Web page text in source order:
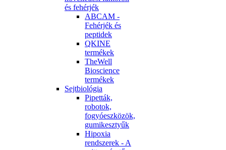
és fehérjék
ABCAM -
Fehérjék és
peptidek
QKINE
termékek
TheWell
Bioscience
termékek
Sejtbiológia
Pipetták,
robotok,
fogyóeszközök,
gumikesztyűk
Hipoxia
rendszerek - A